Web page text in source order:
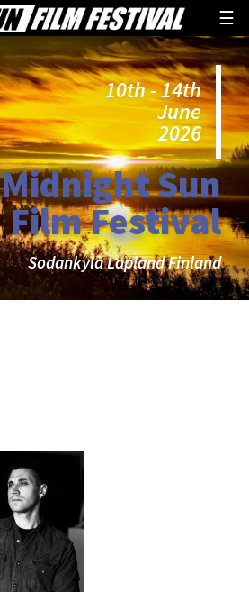
☰
10th - 14th
June
2026
Midnight Sun
Film Festival
Sodankylä Lapland Finland